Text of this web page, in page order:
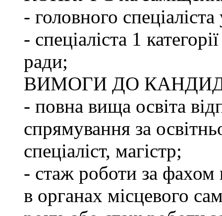
- головного
- спеціаліста 1
ради;
ВИМОГИ ДО
- повна вища освіта
спрямування за
спеціаліст, магістр;
- стаж роботи за фахом
в органах місцевого